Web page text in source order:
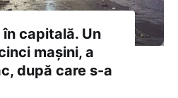
capitală. Un
mașini, a
după care s-a